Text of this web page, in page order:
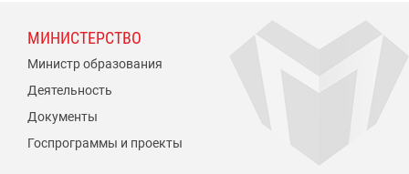
МИНИСТЕРСТВО
Министр образования
Деятельность
Документы
Госпрограммы и проекты